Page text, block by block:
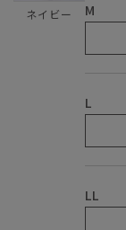
ネイビー M
L
LL